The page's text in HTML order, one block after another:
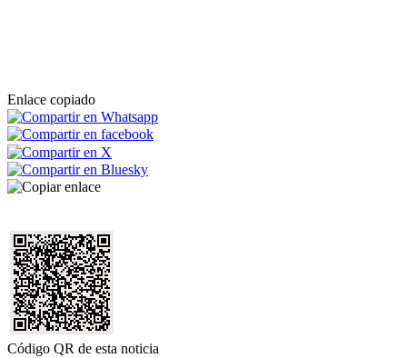
Enlace copiado
Código QR de esta noticia